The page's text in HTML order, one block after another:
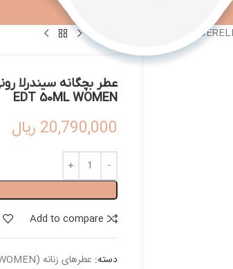
EDT 50ML WOMEN
20,790,000 ریال
Add to compare
دسته: عطرهای زنانه (WOMEN)